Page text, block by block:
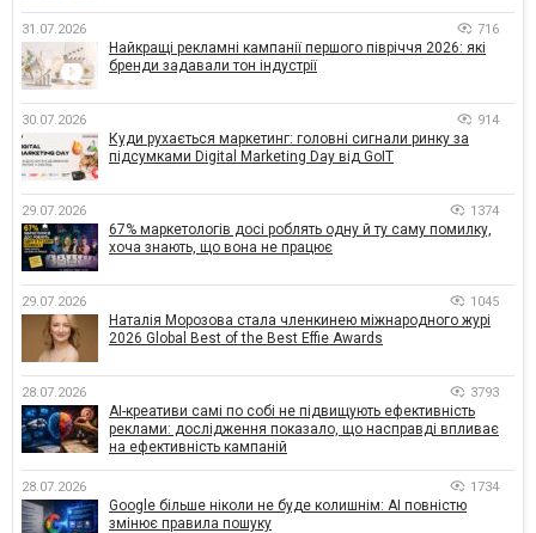
31.07.2026 716
Найкращі рекламні кампанії першого півріччя 2026: які
бренди задавали тон індустрії
30.07.2026 914
Куди рухається маркетинг: головні сигнали ринку за
підсумками Digital Marketing Day від GoIT
29.07.2026 1374
67% маркетологів досі роблять одну й ту саму помилку,
хоча знають, що вона не працює
29.07.2026 1045
Наталія Морозова стала членкинею міжнародного журі
2026 Global Best of the Best Effie Awards
28.07.2026 3793
AI-креативи самі по собі не підвищують ефективність
реклами: дослідження показало, що насправді впливає
на ефективність кампаній
28.07.2026 1734
Google більше ніколи не буде колишнім: AI повністю
змінює правила пошуку